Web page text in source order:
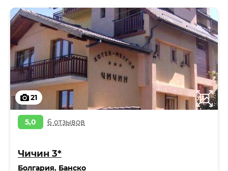
21
5,0 6 отзывов
Чичин 3*
Болгария, Банско